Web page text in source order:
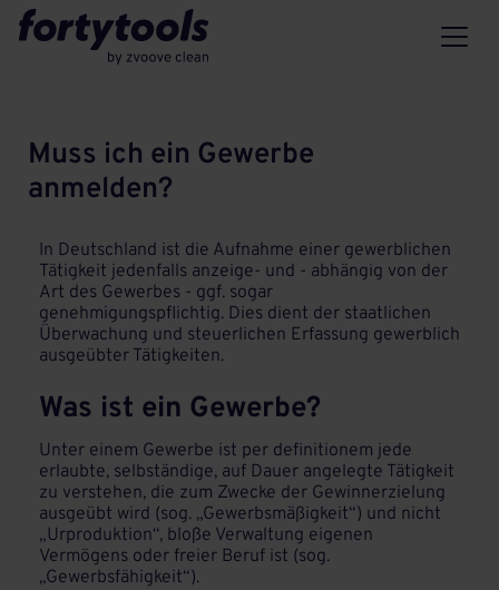
Muss ich ein Gewerbe
anmelden?
In Deutschland ist die Aufnahme einer gewerblichen
Tätigkeit jedenfalls anzeige- und - abhängig von der
Art des Gewerbes - ggf. sogar
genehmigungspflichtig. Dies dient der staatlichen
Überwachung und steuerlichen Erfassung gewerblich
ausgeübter Tätigkeiten.
Was ist ein Gewerbe?
Unter einem Gewerbe ist per definitionem jede
erlaubte, selbständige, auf Dauer angelegte Tätigkeit
zu verstehen, die zum Zwecke der Gewinnerzielung
ausgeübt wird (sog. „Gewerbsmäßigkeit“) und nicht
„Urproduktion“, bloße Verwaltung eigenen
Vermögens oder freier Beruf ist (sog.
„Gewerbsfähigkeit“).